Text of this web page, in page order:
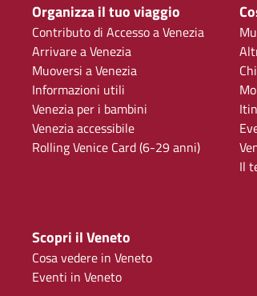
Organizza il tuo viaggio
Contributo di Accesso a Venezia
Arrivare a Venezia
Muoversi a Venezia
Informazioni utili
Venezia per i bambini
Venezia accessibile
Rolling Venice Card (6-29 anni)
Il
Scopri il Veneto
Cosa vedere in Veneto
Eventi in Veneto